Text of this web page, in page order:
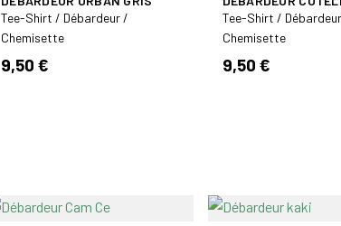
Tee-Shirt / Débardeur /
Chemisette
9,50 €
Tee-Shirt /
Chemisette
9,50 €